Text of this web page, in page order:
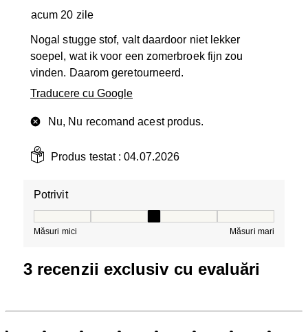
acum 20 zile
Nogal stugge stof, valt daardoor niet lekker
soepel, wat ik voor een zomerbroek fijn zou
vinden. Daarom geretourneerd.
Traducere cu Google
Nu, Nu recomand acest produs.
Produs testat :04.07.2026
Potrivit
Măsuri mici Măsuri mari
3 recenzii exclusiv cu evaluări